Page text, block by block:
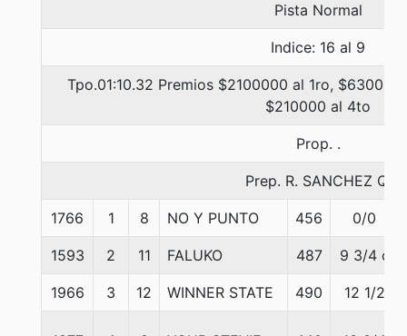
Pista Normal
Indice: 16 al 9
Tpo.01:10.32 Premios $2100000 al 1ro,
$210000 al 4to
Prop. .
Prep. R. SANCHEZ Q.
1766 1 8 NO Y PUNTO 456 0/0
1593 2 11 FALUKO 487 9 3/4 c
1966 3 12 WINNER STATE 490 12 1/2